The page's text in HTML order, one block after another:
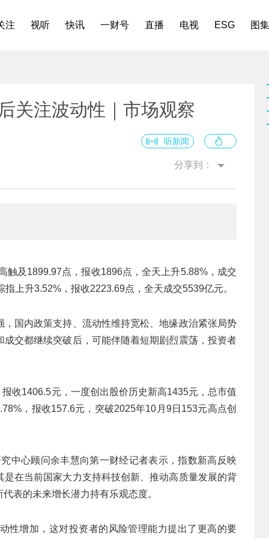
注 视听 快讯 一财号 直播 电视 ESG 图集
关注波动性｜市场观察
听新闻
分享到：
触及1899.97点，报收1896点，全天上升5.88%，成交
上升3.52%，报收2223.69点，全天成交5539亿元。
国内政策支持、流动性维持宽松、地缘政治紧张局势
交都继续突破后，可能伴随着短期剧烈震荡，投资者
收1406.5元，一度创出股价历史新高1435元，总市值
，报收157.6元，突破2025年10月9日153元高点创
中心顾问余丰慧向第一财经记者表示，指数新高反映
在当前国家大力支持科技创新、推动高质量发展的背
表的未来增长潜力持有乐观态度。
性增加，这对投资者的风险管理能力提出了更高的要